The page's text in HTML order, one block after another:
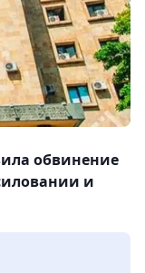
обвинение
и